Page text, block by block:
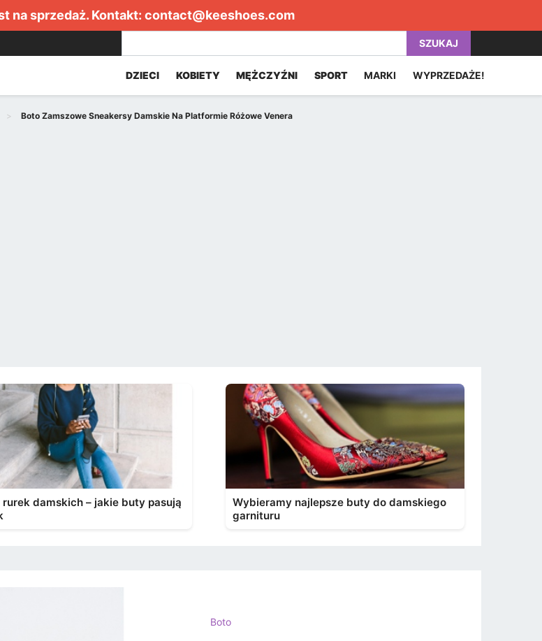
na sprzedaż. Kontakt: contact@keeshoes.com
SZUKAJ
DZIECI KOBIETY MĘŻCZYŹNI SPORT MARKI WYPRZEDAŻE!
Boto Zamszowe Sneakersy Damskie Na Platformie Różowe Venera
rurek damskich – jakie buty pasują
Wybieramy najlepsze buty do damskiego
garnituru
Boto